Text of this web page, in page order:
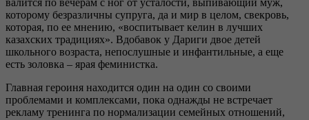
которому безразличны супруга, да и мир в целом, свекровь,
которая, по ее мнению, «воспитывает келин в лучших
казахских традициях». Вдобавок у Дариги двое детей
школьного возраста, непослушные и инфантильные, а еще
есть золовка – ярая феминистка.
Главная героиня находится один на один со своими
проблемами и комплексами, пока однажды не встречает
рекламу тренинга по нормализации семейных отношений,